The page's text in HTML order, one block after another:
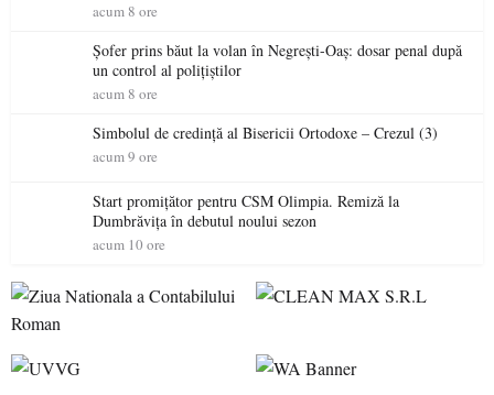
acum 8 ore
Șofer prins băut la volan în Negrești-Oaș: dosar penal după
un control al polițiștilor
acum 8 ore
Simbolul de credinţă al Bisericii Ortodoxe – Crezul (3)
acum 9 ore
Start promițător pentru CSM Olimpia. Remiză la
Dumbrăvița în debutul noului sezon
acum 10 ore